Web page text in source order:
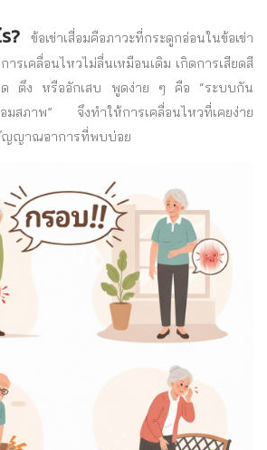
?
ข้อเข่าเสื่อมคือภาวะที่กระดูกอ่อนในข้อเข่า
รเคลื่อนไหวไม่ลื่นเหมือนเดิม เกิดการเสียดสี
ด ตึง หรืออักเสบ พูดง่าย ๆ คือ “ระบบกัน
อมสภาพ” จึงทำให้การเคลื่อนไหวที่เคยง่าย
ญญาณอาการที่พบบ่อย